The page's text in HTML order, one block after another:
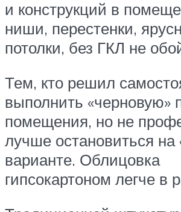
и конструкций в
ниши, перестенки,
потолки, без ГКЛ не
Тем, кто решил
выполнить «черновую»
помещения, но не
лучше остановиться на
варианте. Облицовка
гипсокартоном легче в